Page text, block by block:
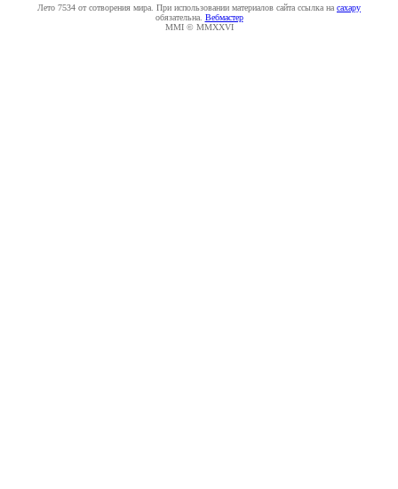
Лето 7534 от сотворения мира. При использовании материалов сайта ссылка на caxapу
обязательна. Вебмастер
MMI © MMXXVI